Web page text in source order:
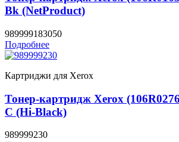
Bk (NetProduct)
989999183050
Подробнее
Картриджи для Xerox
Тонер-картридж Xerox
C (Hi-Black)
989999230